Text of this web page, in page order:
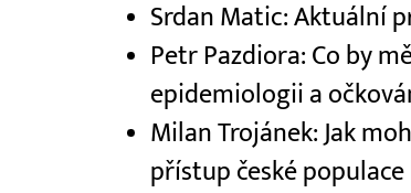
Srdan Matic: Aktuální
Petr Pazdiora: Co by
epidemiologii a
Milan Trojánek: Jak
přístup české